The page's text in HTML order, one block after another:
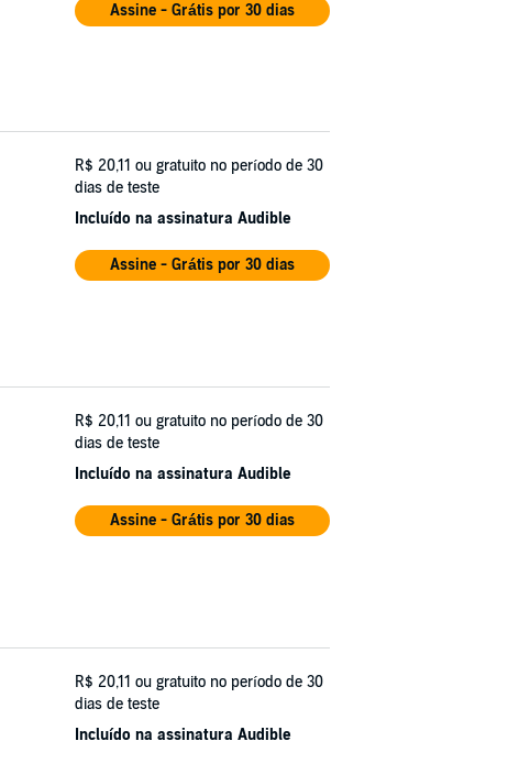
Assine - Grátis por 30 dias
R$ 20,11 ou gratuito no período de 30
dias de teste
Incluído na assinatura Audible
Assine - Grátis por 30 dias
R$ 20,11 ou gratuito no período de 30
dias de teste
Incluído na assinatura Audible
Assine - Grátis por 30 dias
R$ 20,11 ou gratuito no período de 30
dias de teste
Incluído na assinatura Audible